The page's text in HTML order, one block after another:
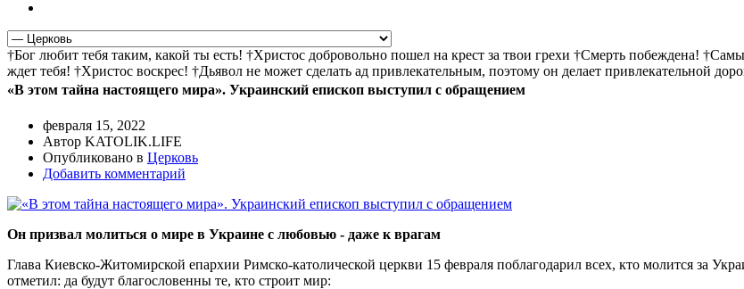
†Бог любит тебя таким, какой ты есть! †Христос добровольно пошел на крест за твои грехи †Смерть побеждена!
ждет тебя! †Христос воскрес! †Дьявол не может сделать ад привлекательным, поэтому он делает привлекательной
«В этом тайна настоящего мира». Украинский епископ выступил с обращением
февраля 15, 2022
Автор KATOLIK.LIFE
Опубликовано в Церковь
Добавить комментарий
Он призвал молиться о мире в Украине с любовью - даже к врагам
Глава Киевско-Житомирской епархии Римско-католической церкви 15 февраля поблагодарил всех, кто молится за
отметил: да будут благословенны те, кто строит мир: